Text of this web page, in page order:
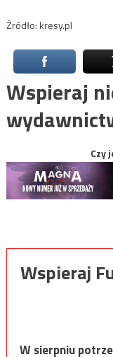
Źródło: kresy.pl
Wspieraj
Czy
Wspieraj
W sierpniu